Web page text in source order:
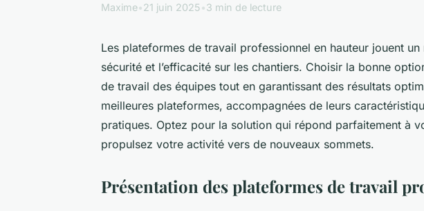
Maxime•21 juin 2025•3 min de lecture
Les plateformes de travail professionnel en hauteur jouent
sécurité et l’efficacité sur les chantiers. Choisir la bonne
de travail des équipes tout en garantissant des résultats
meilleures plateformes, accompagnées de leurs
pratiques. Optez pour la solution qui répond parfaitement à
propulsez votre activité vers de nouveaux sommets.
Présentation des plateformes de travail